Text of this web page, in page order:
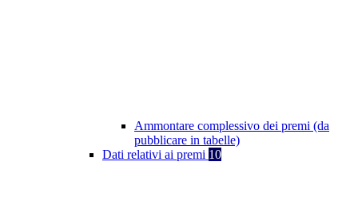
Ammontare complessivo dei premi (da
pubblicare in tabelle)
Dati relativi ai premi 10